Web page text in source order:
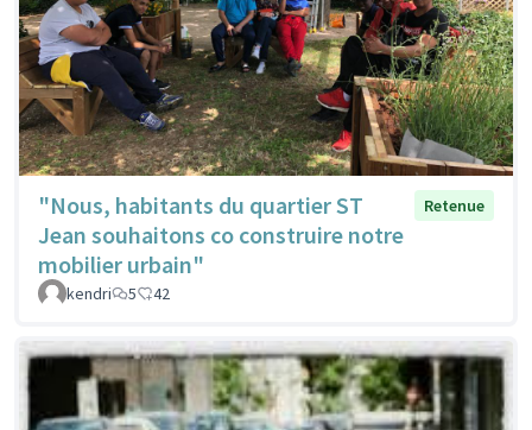
"Nous, habitants du quartier ST
Jean souhaitons co construire notre
mobilier urbain"
Retenue
kendri 5 42